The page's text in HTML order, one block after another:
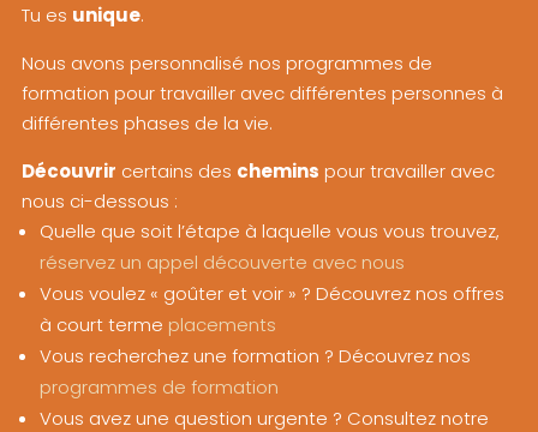
Tu es unique.
Nous avons personnalisé nos programmes de
formation pour travailler avec différentes personnes à
différentes phases de la vie.
Découvrir certains des chemins pour travailler avec
nous ci-dessous :
Quelle que soit l’étape à laquelle vous vous trouvez,
réservez un appel découverte avec nous
Vous voulez « goûter et voir » ? Découvrez nos offres
à court terme placements
Vous recherchez une formation ? Découvrez nos
programmes de formation
Vous avez une question urgente ? Consultez notre